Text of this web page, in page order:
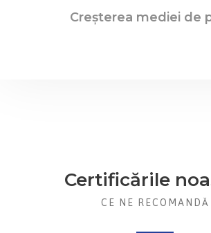
Creșterea mediei de
Certificările
CE NE RECOMANDĂ